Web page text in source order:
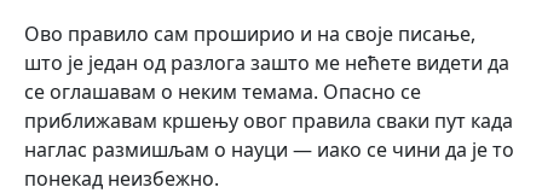
Ово правило сам проширио и на своје писање,
што је један од разлога зашто ме нећете видети да
се оглашавам о неким темама. Опасно се
приближавам кршењу овог правила сваки пут када
наглас размишљам о науци — иако се чини да је то
понекад неизбежно.